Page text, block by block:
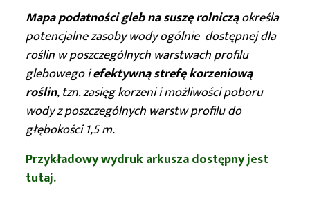
Mapa podatności gleb na suszę rolnicząokreśla
potencjalne zasoby wody ogólnie dostępnej dla
roślin w poszczególnych warstwach profilu
glebowego iefektywną strefę korzeniową
roślin, tzn. zasięg korzeni i możliwości poboru
wody z poszczególnych warstw profilu do
głębokości 1,5 m.
Przykładowy wydruk arkusza dostępny jest
tutaj.